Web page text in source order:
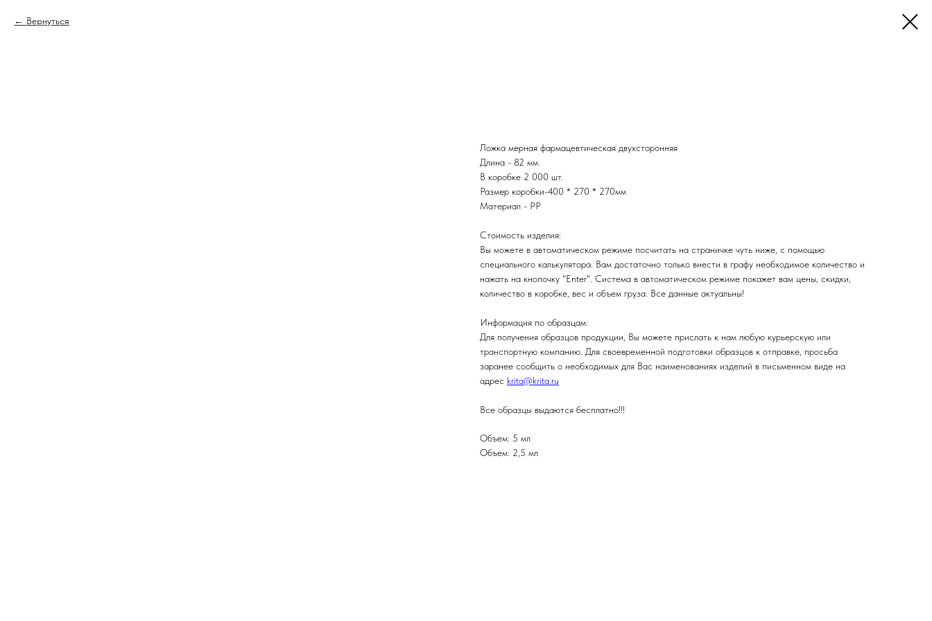
Вернуться
Ложка мерная фармацевтическая двухсторонняя
Длина - 82 мм.
В коробке 2 000 шт.
Размер коробки-400 * 270 * 270мм
Материал - PP
Стоимость изделия:
Вы можете в автоматическом режиме посчитать на страничке чуть ниже, с помощью
специального калькулятора. Вам достаточно только внести в графу необходимое количество и
нажать на кнопочку "Enter". Система в автоматическом режиме покажет вам цены, скидки,
количество в коробке, вес и объем груза. Все данные актуальны!
Информация по образцам:
Для получения образцов продукции, Вы можете прислать к нам любую курьерскую или
транспортную компанию. Для своевременной подготовки образцов к отправке, просьба
заранее сообщить о необходимых для Вас наименованиях изделий в письменном виде на
адрес krita@krita.ru
Все образцы выдаются бесплатно!!!
Объем: 5 мл
Объем: 2,5 мл